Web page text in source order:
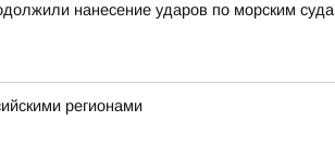
нанесение ударов по морским
регионами